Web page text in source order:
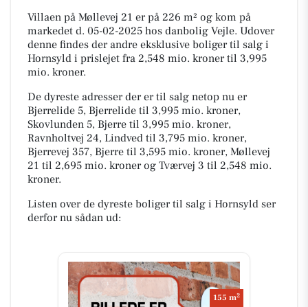
Villaen på Møllevej 21 er på 226 m² og kom på
markedet d. 05-02-2025 hos danbolig Vejle. Udover
denne findes der andre eksklusive boliger til salg i
Hornsyld i prislejet fra 2,548 mio. kroner til 3,995
mio. kroner.
De dyreste adresser der er til salg netop nu er
Bjerrelide 5, Bjerrelide til 3,995 mio. kroner,
Skovlunden 5, Bjerre til 3,995 mio. kroner,
Ravnholtvej 24, Lindved til 3,795 mio. kroner,
Bjerrevej 357, Bjerre til 3,595 mio. kroner, Møllevej
21 til 2,695 mio. kroner og Tværvej 3 til 2,548 mio.
kroner.
Listen over de dyreste boliger til salg i Hornsyld ser
derfor nu sådan ud:
155 m2